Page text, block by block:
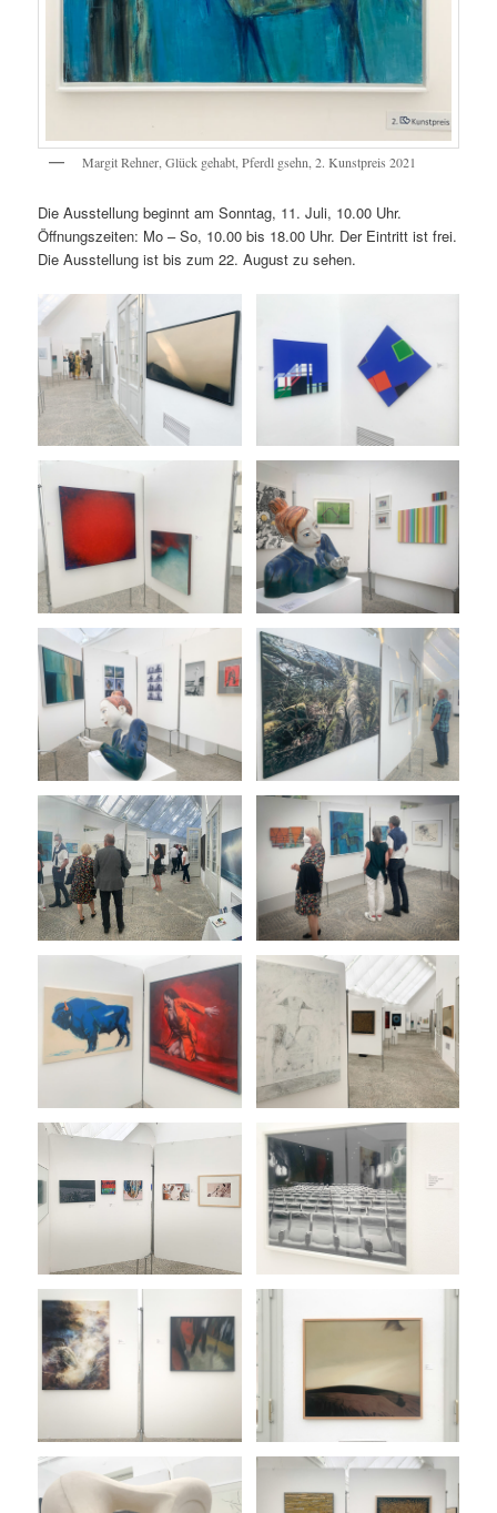
Margit Rehner, Glück gehabt, Pferdl gsehn, 2. Kunstpreis 2021
Die Ausstellung beginnt am Sonntag, 11. Juli, 10.00 Uhr.
Öffnungszeiten: Mo – So, 10.00 bis 18.00 Uhr. Der Eintritt ist frei.
Die Ausstellung ist bis zum 22. August zu sehen.